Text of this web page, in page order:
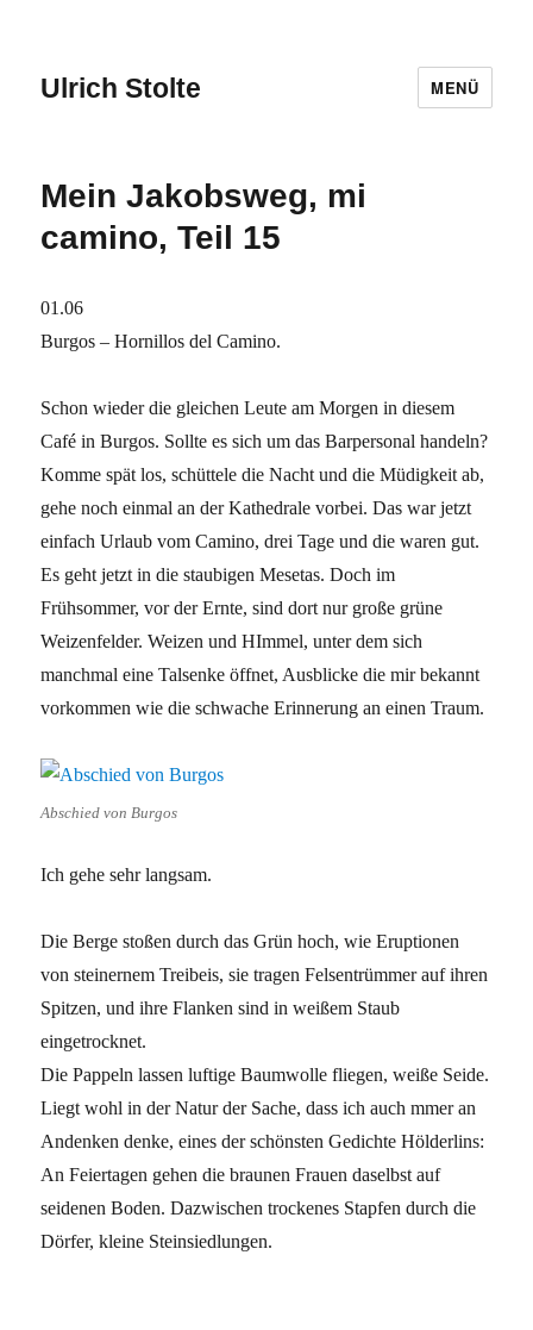
Ulrich Stolte MENÜ
Mein Jakobsweg, mi
camino, Teil 15
01.06
Burgos – Hornillos del Camino.
Schon wieder die gleichen Leute am Morgen in diesem
Café in Burgos. Sollte es sich um das Barpersonal handeln?
Komme spät los, schüttele die Nacht und die Müdigkeit ab,
gehe noch einmal an der Kathedrale vorbei. Das war jetzt
einfach Urlaub vom Camino, drei Tage und die waren gut.
Es geht jetzt in die staubigen Mesetas. Doch im
Frühsommer, vor der Ernte, sind dort nur große grüne
Weizenfelder. Weizen und HImmel, unter dem sich
manchmal eine Talsenke öffnet, Ausblicke die mir bekannt
vorkommen wie die schwache Erinnerung an einen Traum.
Abschied von Burgos
Ich gehe sehr langsam.
Die Berge stoßen durch das Grün hoch, wie Eruptionen
von steinernem Treibeis, sie tragen Felsentrümmer auf ihren
Spitzen, und ihre Flanken sind in weißem Staub
eingetrocknet.
Die Pappeln lassen luftige Baumwolle fliegen, weiße Seide.
Liegt wohl in der Natur der Sache, dass ich auch mmer an
Andenken denke, eines der schönsten Gedichte Hölderlins:
An Feiertagen gehen die braunen Frauen daselbst auf
seidenen Boden. Dazwischen trockenes Stapfen durch die
Dörfer, kleine Steinsiedlungen.